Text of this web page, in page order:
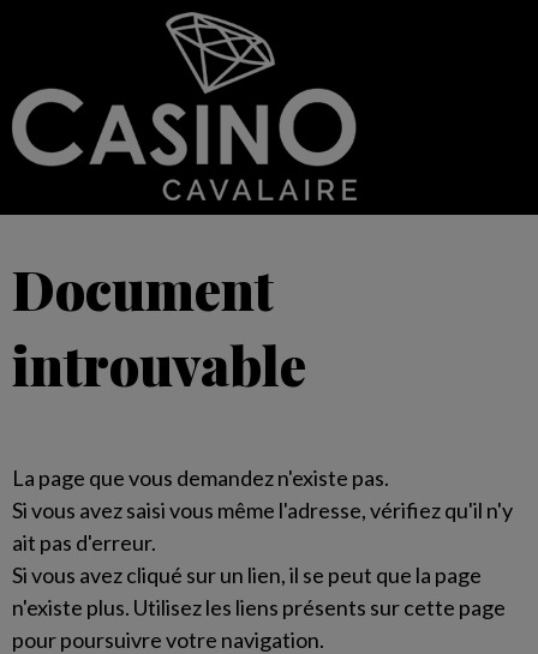
Document
introuvable
La page que vous demandez n'existe pas.
Si vous avez saisi vous même l'adresse, vérifiez qu'il n'y
ait pas d'erreur.
Si vous avez cliqué sur un lien, il se peut que la page
n'existe plus. Utilisez les liens présents sur cette page
pour poursuivre votre navigation.